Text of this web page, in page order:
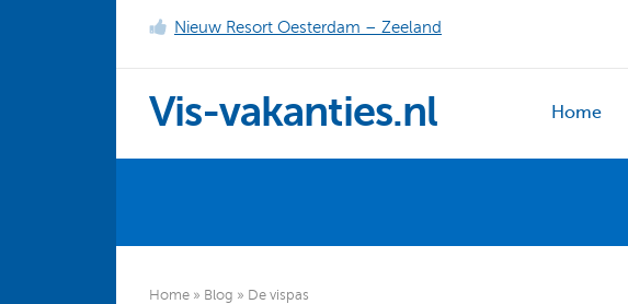
Nieuw Resort Oesterdam – Zeeland
Vis-vakanties.nl Home
Home » Blog » De vispas